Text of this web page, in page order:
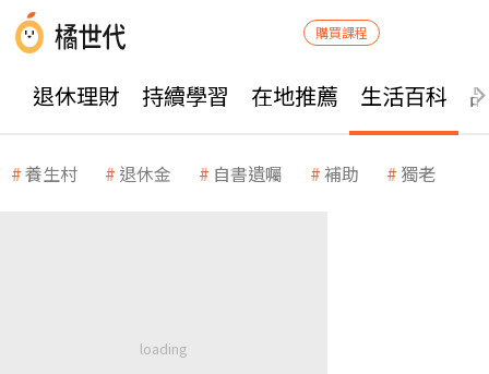
購買課程
退休理財 持續學習 在地推薦 生活百科
養生村 退休金 自書遺囑 補助 獨老